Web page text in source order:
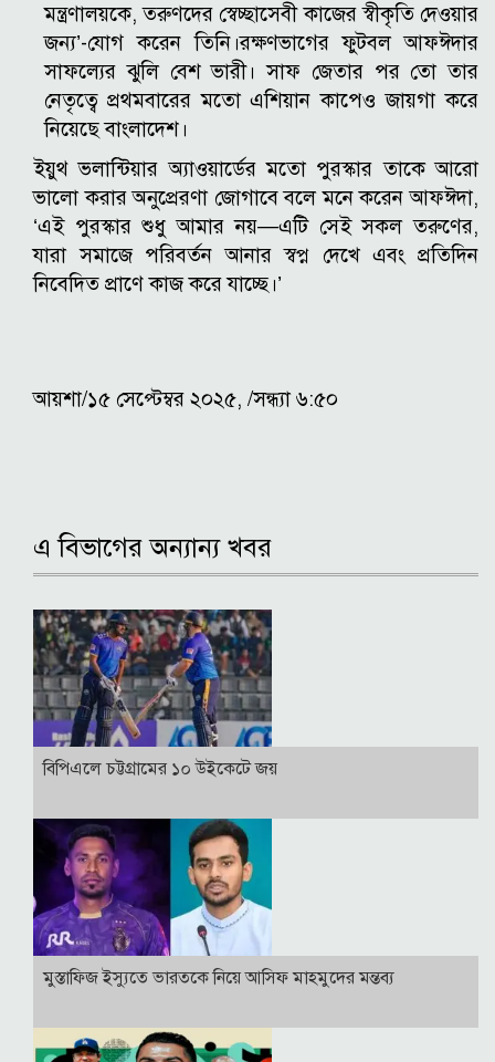
মন্ত্রণালয়কে, তরুণদের স্বেচ্ছাসেবী কাজের স্বীকৃতি দেওয়ার
জন্য’-যোগ করেন তিনি।রক্ষণভাগের ফুটবল আফঈদার
সাফল্যের ঝুলি বেশ ভারী। সাফ জেতার পর তো তার
নেতৃত্বে প্রথমবারের মতো এশিয়ান কাপেও জায়গা করে
নিয়েছে বাংলাদেশ।
ইয়ুথ ভলান্টিয়ার অ্যাওয়ার্ডের মতো পুরস্কার তাকে আরো
ভালো করার অনুপ্রেরণা জোগাবে বলে মনে করেন আফঈদা,
‘এই পুরস্কার শুধু আমার নয়—এটি সেই সকল তরুণের,
যারা সমাজে পরিবর্তন আনার স্বপ্ন দেখে এবং প্রতিদিন
নিবেদিত প্রাণে কাজ করে যাচ্ছে।’
আয়শা/১৫ সেপ্টেম্বর ২০২৫, /সন্ধ্যা ৬:৫০
এ বিভাগের অন্যান্য খবর
বিপিএলে চট্টগ্রামের ১০ উইকেটে জয়
মুস্তাফিজ ইস্যুতে ভারতকে নিয়ে আসিফ মাহমুদের মন্তব্য